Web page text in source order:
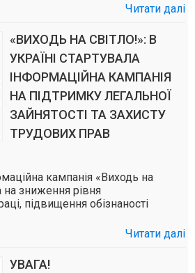
Читати далі
«ВИХОДЬ НА СВІТЛО!»: В
УКРАЇНІ СТАРТУВАЛА
ІНФОРМАЦІЙНА КАМПАНІЯ
НА ПІДТРИМКУ ЛЕГАЛЬНОЇ
ЗАЙНЯТОСТІ ТА ЗАХИСТУ
ТРУДОВИХ ПРАВ
кампанія «Виходь на
на зниження рівня
підвищення обізнаності
Читати далі
УВАГА!